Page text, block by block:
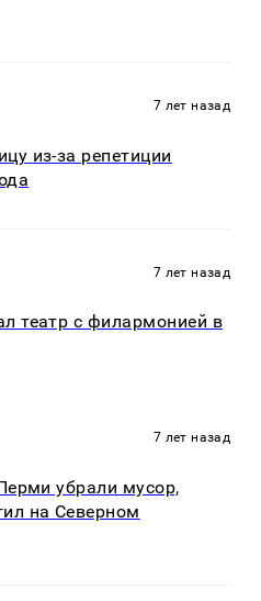
7 лет назад
из-за репетиции
7 лет назад
театр с филармонией в
7 лет назад
убрали мусор,
на Северном